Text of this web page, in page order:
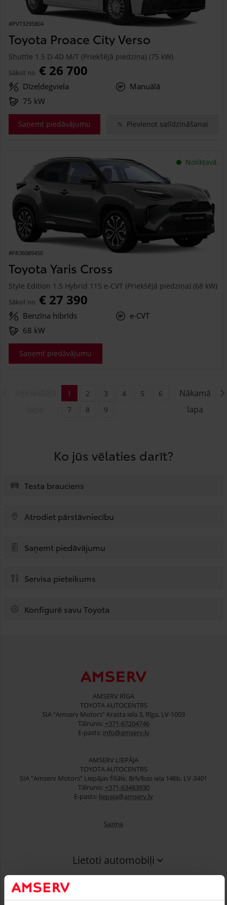
#PVT3295804
Toyota Proace City Verso
Shuttle 1.5 D-4D M/T (Priekšējā piedziņa) (75 kW)
Sākot no € 26 700
Dīzeļdegviela
Manuālā
75 kW
Saņemt piedāvājumu Pievienot salīdzināšanai
Noliktavā
#FR36089450
Toyota Yaris Cross
Style Edition 1.5 Hybrid 115 e-CVT (Priekšējā piedziņa) (68 kW)
Sākot no € 27 390
Benzīna hibrīds
e-CVT
68 kW
Saņemt piedāvājumu
Nākamā
lapa
1 2 3 4 5
6
7
8 9
Ko jūs vēlaties darīt?
Testa brauciens
Atrodiet pārstāvniecību
Saņemt piedāvājumu
Servisa pieteikums
Konfigurē savu Toyota
AMSERV RĪGA
TOYOTA AUTOCENTRS
SIA “Amserv Motors” Krasta iela 3, Rīga, LV-1003
Tālrunis: +371-67204746
E-pasts: info@amserv.lv
AMSERV LIEPĀJA
TOYOTA AUTOCENTRS
SIA “Amserv Motors” Liepājas filiāle, Brīvības iela 146b, LV-3401
Tālrunis: +371-63483930
E-pasts: liepaja@amserv.lv
Saziņa
Lietoti automobiļi
Serviss